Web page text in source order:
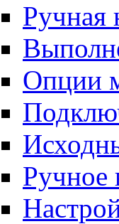
Ручная
Опции
Ручное